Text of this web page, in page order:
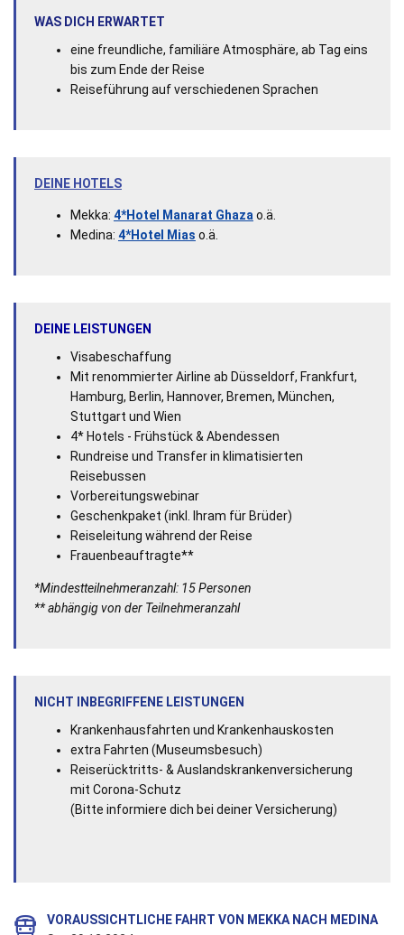
WAS DICH ERWARTET
eine freundliche, familiäre Atmosphäre, ab Tag eins
bis zum Ende der Reise
Reiseführung auf verschiedenen Sprachen
DEINE HOTELS
Mekka: 4*Hotel Manarat Ghaza o.ä.
Medina: 4*Hotel Mias o.ä.
DEINE LEISTUNGEN
Visabeschaffung
Mit renommierter Airline ab Düsseldorf, Frankfurt,
Hamburg, Berlin, Hannover, Bremen, München,
Stuttgart und Wien
4* Hotels - Frühstück & Abendessen
Rundreise und Transfer in klimatisierten
Reisebussen
Vorbereitungswebinar
Geschenkpaket (inkl. Ihram für Brüder)
Reiseleitung während der Reise
Frauenbeauftragte**
*Mindestteilnehmeranzahl: 15 Personen
** abhängig von der Teilnehmeranzahl
NICHT INBEGRIFFENE LEISTUNGEN
Krankenhausfahrten und Krankenhauskosten
extra Fahrten (Museumsbesuch)
Reiserücktritts- & Auslandskrankenversicherung
mit Corona-Schutz
(Bitte informiere dich bei deiner Versicherung)
VORAUSSICHTLICHE FAHRT VON MEKKA NACH MEDINA